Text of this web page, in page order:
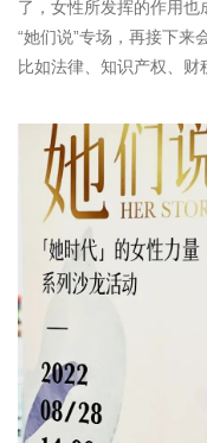
了，女性所发挥的作用也
“她们说”专场，再接下来
比如法律、知识产权、财